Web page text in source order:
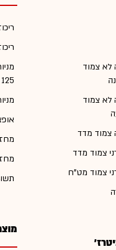
לא צמוד
לא צמוד
צמוד מדד
צמוד מדד
צמוד מט"ח
125